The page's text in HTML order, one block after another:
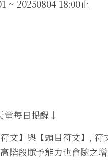
~ 20250804 18:00止
堂每日提醒↓
文】與【頭目符文】,
階段賦予能力也會隨之